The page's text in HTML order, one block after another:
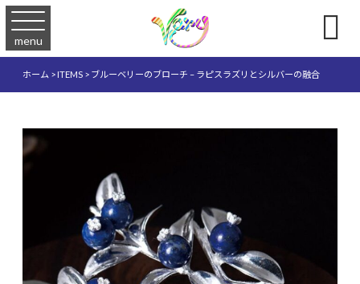
menu 
ホーム>ITEMS>ブルーベリーのブローチ – ラピスラズリとシルバーの融合